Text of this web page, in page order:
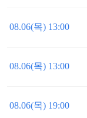
08.06(목) 13:00
08.06(목) 13:00
08.06(목) 19:00